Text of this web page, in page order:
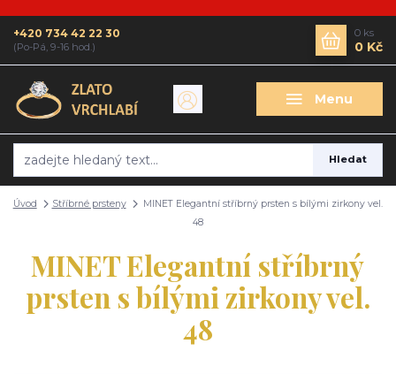
Menu
Hledat
+420 734 42 22 30
(Po-Pá, 9-16 hod.)
0 ks
0 Kč
Úvod Stříbrné prsteny
MINET Elegantní stříbrný prsten s bílými zirkony vel.
48
MINET Elegantní stříbrný
prsten s bílými zirkony vel.
48